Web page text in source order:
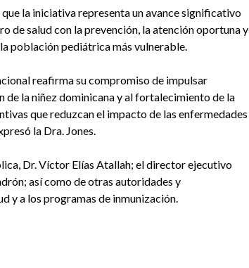
la iniciativa representa un avance significativo
de salud con la prevención, la atención oportuna y
población pediátrica más vulnerable.
reafirma su compromiso de impulsar
la niñez dominicana y al fortalecimiento de la
que reduzcan el impacto de las enfermedades
la Dra. Jones.
Dr. Víctor Elías Atallah; el director ejecutivo
así como de otras autoridades y
y a los programas de inmunización.